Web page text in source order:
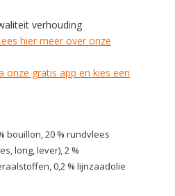
verhouding
hier meer over onze
onze gratis app en kies een
bouillon, 20 % rundvlees
long, lever), 2 %
0,2 % lijnzaadolie